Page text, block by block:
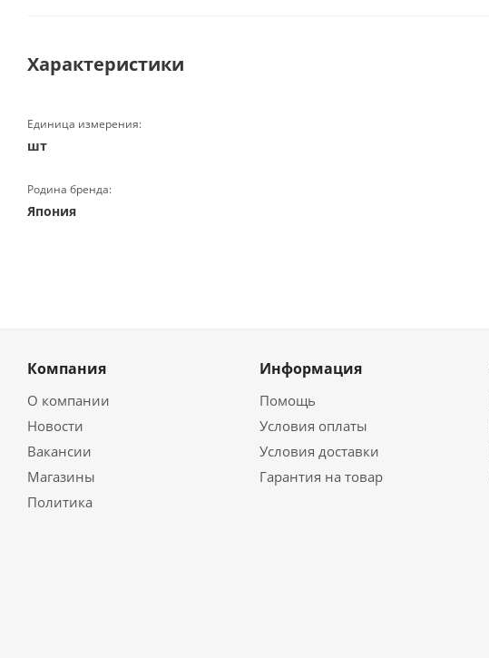
Характеристики
Единица измерения:
шт
Родина бренда:
Япония
Компания
О компании
Новости
Вакансии
Магазины
Политика
Информация
Помощь
Условия оплаты
Условия доставки
Гарантия на товар